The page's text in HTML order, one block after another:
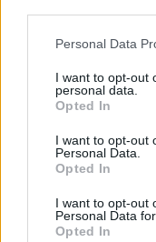
Personal Data
I want to opt-out
personal data.
Opted In
I want to opt-out
Personal Data.
Opted In
I want to opt-out
Personal Data
Opted In
dążyć do bycia
zawsze
To drugie wszak
dobrego.